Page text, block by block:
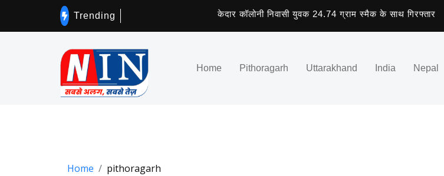
Trending केदार कॉलोनी निवासी युवक 24.74 ग्राम स्मैक के साथ गिरफ्तार
Home Pithoragarh Uttarakhand India Nepal
Home pithoragarh